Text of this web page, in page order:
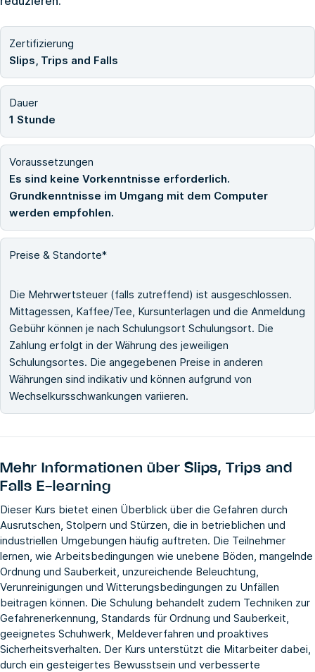
Zertifizierung
Slips, Trips and Falls
Dauer
1 Stunde
Voraussetzungen
Es sind keine Vorkenntnisse erforderlich.
Grundkenntnisse im Umgang mit dem Computer
werden empfohlen.
Preise & Standorte*
Die Mehrwertsteuer (falls zutreffend) ist ausgeschlossen.
Mittagessen, Kaffee/Tee, Kursunterlagen und die Anmeldung
Gebühr können je nach Schulungsort Schulungsort. Die
Zahlung erfolgt in der Währung des jeweiligen
Schulungsortes. Die angegebenen Preise in anderen
Währungen sind indikativ und können aufgrund von
Wechselkursschwankungen variieren.
Mehr Informationen überSlips, Trips and
Falls E-learning
Dieser Kurs bietet einen Überblick über die Gefahren durch
Ausrutschen, Stolpern und Stürzen, die in betrieblichen und
industriellen Umgebungen häufig auftreten. Die Teilnehmer
lernen, wie Arbeitsbedingungen wie unebene Böden, mangelnde
Ordnung und Sauberkeit, unzureichende Beleuchtung,
Verunreinigungen und Witterungsbedingungen zu Unfällen
beitragen können. Die Schulung behandelt zudem Techniken zur
Gefahrenerkennung, Standards für Ordnung und Sauberkeit,
geeignetes Schuhwerk, Meldeverfahren und proaktives
Sicherheitsverhalten. Der Kurs unterstützt die Mitarbeiter dabei,
durch ein gesteigertes Bewusstsein und verbesserte